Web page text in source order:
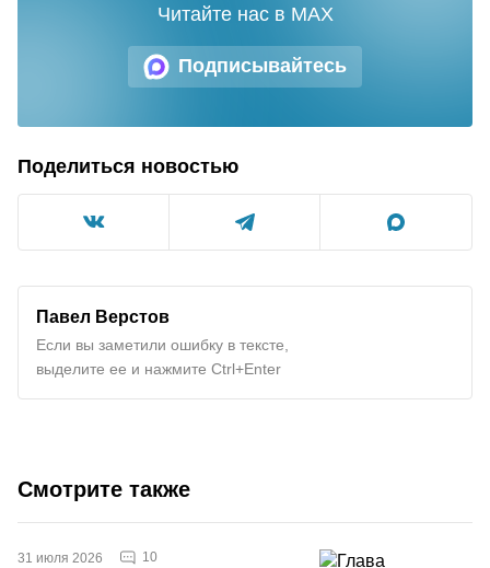
Подписывайтесь
Читайте нас в MAX
Поделиться новостью
Павел Верстов
Если вы заметили ошибку в тексте,
выделите ее и нажмите Ctrl+Enter
Смотрите также
31 июля 2026 10